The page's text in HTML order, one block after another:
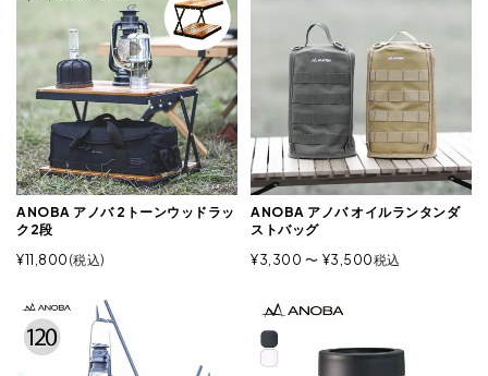
ANOBA アノバ 2トーンウッドラッ
ク2段
¥11,800 税込
ANOBA アノバ オイルランタンダ
ストバッグ
¥3,300 〜 ¥3,500税込